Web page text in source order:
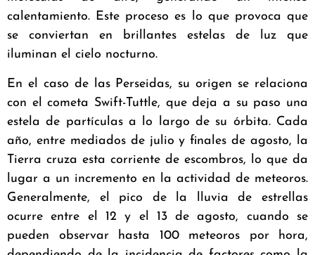
calentamiento. Este proceso es lo que provoca que
se conviertan en brillantes estelas de luz que
iluminan el cielo nocturno.
En el caso de las Perseidas, su origen se relaciona
con el cometa Swift-Tuttle, que deja a su paso una
estela de partículas a lo largo de su órbita. Cada
año, entre mediados de julio y finales de agosto, la
Tierra cruza esta corriente de escombros, lo que da
lugar a un incremento en la actividad de meteoros.
Generalmente, el pico de la lluvia de estrellas
ocurre entre el 12 y el 13 de agosto, cuando se
pueden observar hasta 100 meteoros por hora,